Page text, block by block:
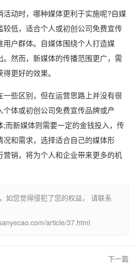
动时，哪种媒体更利于实施呢?自媒
低，适合个人或初创公司免费宣传
用户群体。自媒体围绕个人打造媒
然而，新媒体的传播范围更广，需
更好的效果。
一些区别，但在运营思路上并没有很
体或初创公司免费宣传品牌或产
;而新媒体则需要一定的金钱投入，传
和需求，选择适合自己的媒体形
销，将为个人和企业带来更多的机
如您觉得侵犯了您的权益， 请联系
article/37.html
下一篇